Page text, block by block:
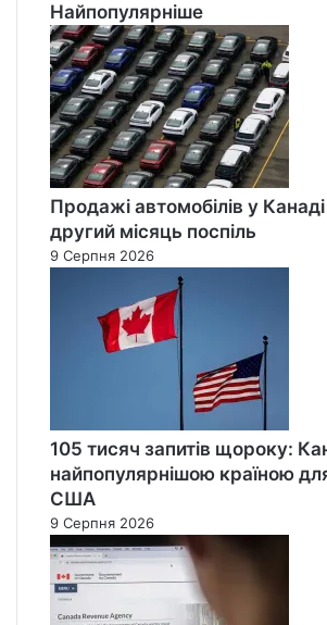
Найпопулярніше
Продажі автомобілів у
другий місяць поспіль
9 Серпня 2026
105 тисяч запитів щороку:
найпопулярнішою країною
США
9 Серпня 2026